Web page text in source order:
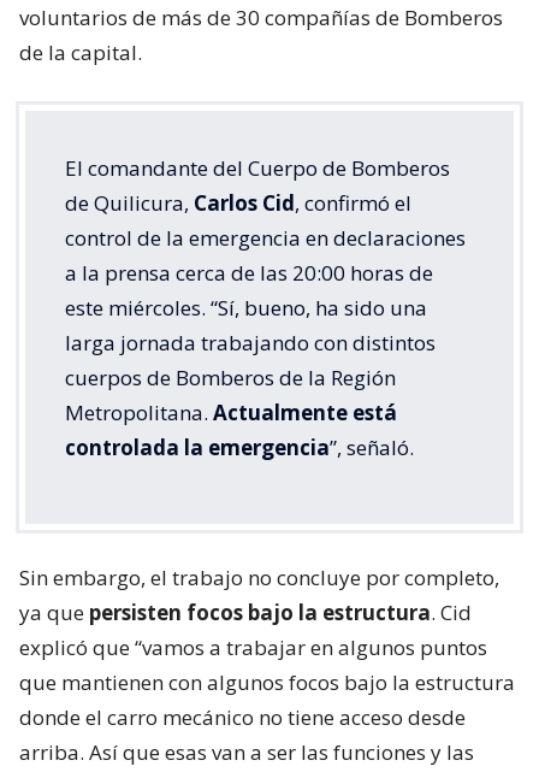
voluntarios de más de 30 compañías de Bomberos
de la capital.
El comandante del Cuerpo de Bomberos
de Quilicura, Carlos Cid, confirmó el
control de la emergencia en declaraciones
a la prensa cerca de las 20:00 horas de
este miércoles. “Sí, bueno, ha sido una
larga jornada trabajando con distintos
cuerpos de Bomberos de la Región
Metropolitana. Actualmente está
controlada la emergencia”, señaló.
Sin embargo, el trabajo no concluye por completo,
ya que persisten focos bajo la estructura. Cid
explicó que “vamos a trabajar en algunos puntos
que mantienen con algunos focos bajo la estructura
donde el carro mecánico no tiene acceso desde
arriba. Así que esas van a ser las funciones y las